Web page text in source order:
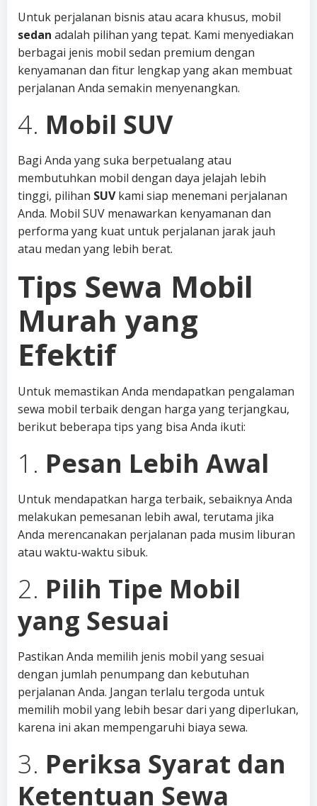
Untuk perjalanan bisnis atau acara khusus, mobil
sedan adalah pilihan yang tepat. Kami menyediakan
berbagai jenis mobil sedan premium dengan
kenyamanan dan fitur lengkap yang akan membuat
perjalanan Anda semakin menyenangkan.
4. Mobil SUV
Bagi Anda yang suka berpetualang atau
membutuhkan mobil dengan daya jelajah lebih
tinggi, pilihan SUVkami siap menemani perjalanan
Anda. Mobil SUV menawarkan kenyamanan dan
performa yang kuat untuk perjalanan jarak jauh
atau medan yang lebih berat.
Tips Sewa Mobil
Murah yang
Efektif
Untuk memastikan Anda mendapatkan pengalaman
sewa mobil terbaik dengan harga yang terjangkau,
berikut beberapa tips yang bisa Anda ikuti:
1. Pesan Lebih Awal
Untuk mendapatkan harga terbaik, sebaiknya Anda
melakukan pemesanan lebih awal, terutama jika
Anda merencanakan perjalanan pada musim liburan
atau waktu-waktu sibuk.
2. Pilih Tipe Mobil
yang Sesuai
Pastikan Anda memilih jenis mobil yang sesuai
dengan jumlah penumpang dan kebutuhan
perjalanan Anda. Jangan terlalu tergoda untuk
memilih mobil yang lebih besar dari yang diperlukan,
karena ini akan mempengaruhi biaya sewa.
3. Periksa Syarat dan
Ketentuan Sewa